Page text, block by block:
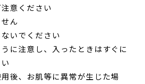
意ください
ん
いでください
に注意し、入ったときはすぐに
後、お肌等に異常が生じた場